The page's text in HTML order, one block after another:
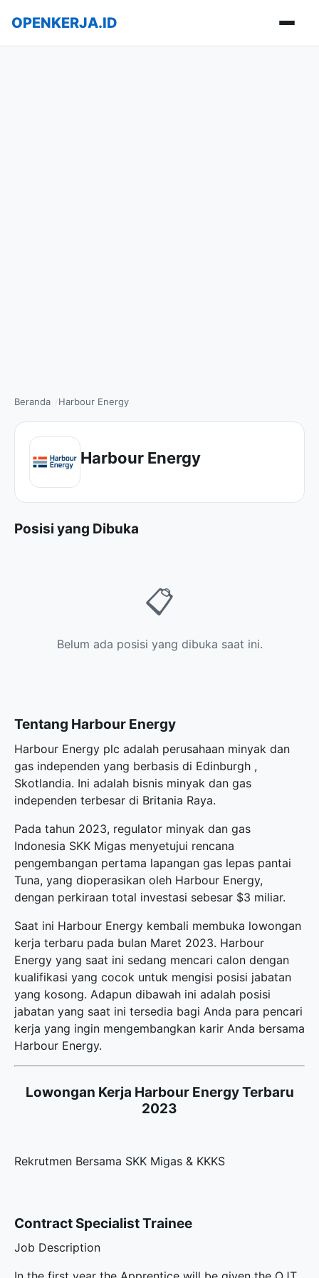
OPENKERJA.ID
Beranda Harbour Energy
Harbour Energy
Posisi yang Dibuka
📋
Belum ada posisi yang dibuka saat ini.
Tentang Harbour Energy
Harbour Energy plc adalah perusahaan minyak dan
gas independen yang berbasis di Edinburgh ,
Skotlandia. Ini adalah bisnis minyak dan gas
independen terbesar di Britania Raya.
Pada tahun 2023, regulator minyak dan gas
Indonesia SKK Migas menyetujui rencana
pengembangan pertama lapangan gas lepas pantai
Tuna, yang dioperasikan oleh Harbour Energy,
dengan perkiraan total investasi sebesar $3 miliar.
Saat ini Harbour Energy kembali membuka lowongan
kerja terbaru pada bulan Maret 2023. Harbour
Energy yang saat ini sedang mencari calon dengan
kualifikasi yang cocok untuk mengisi posisi jabatan
yang kosong. Adapun dibawah ini adalah posisi
jabatan yang saat ini tersedia bagi Anda para pencari
kerja yang ingin mengembangkan karir Anda bersama
Harbour Energy.
Lowongan Kerja Harbour Energy Terbaru
2023
Rekrutmen Bersama SKK Migas & KKKS
Contract Specialist Trainee
Job Description